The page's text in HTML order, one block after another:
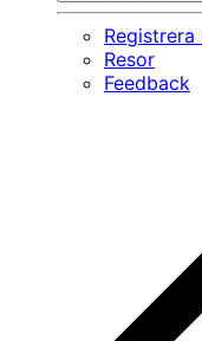
Resor
Feedback